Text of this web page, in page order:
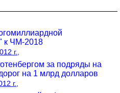
к ЧМ-2018
г.,
за подряды на
на 1 млрд долларов
г.,